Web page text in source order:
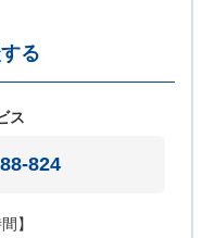
る
ス
824
】